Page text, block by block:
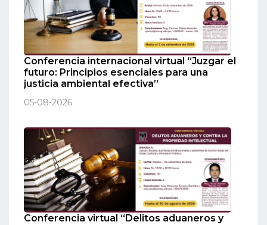
Conferencia internacional virtual “Juzgar el
futuro: Principios esenciales para una
justicia ambiental efectiva”
05-08-2026
Conferencia virtual “Delitos aduaneros y